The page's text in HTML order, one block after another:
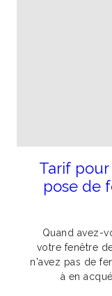
Tarif
pose de
Quand avez-
votre fenêtre
n'avez pas de
à en